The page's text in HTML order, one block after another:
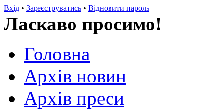
Вхід • Зареєструватись • Відновити пароль
Ласкаво просимо!
Головна
Архів новин
Архів преси